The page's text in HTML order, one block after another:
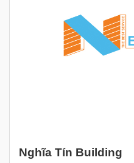
Nghĩa Tín Building